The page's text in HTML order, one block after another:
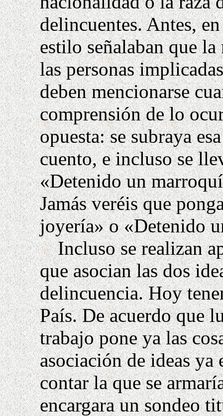
delincuentes. Antes,
estilo señalaban que
las personas
deben mencionarse
comprensión de lo
opuesta: se subraya
cuento, e incluso se
«Detenido un
Jamás veréis que
joyería» o «Detenido
Incluso se realizan
que asocian las dos
delincuencia. Hoy
País. De acuerdo que
trabajo pone ya las
asociación de ideas
contar la que se
encargara un sondeo